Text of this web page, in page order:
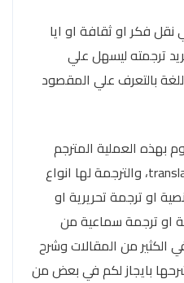
فكر او ثقافة او ايا
ترجمته ليسهل علي
بالتعرف علي المقصود
العملية المترجم
وباللغة الانجليزية يسمي translator، والترجمة لها انواع
او ترجمة تحريرية او
او ترجمة سماعية من
من المقالات وشرح
بايجاز لكم في بعض من